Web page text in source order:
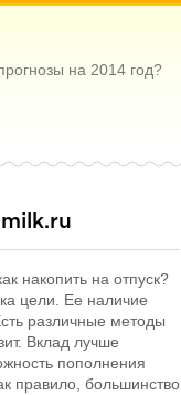
на 2014 год?
накопить на отпуск?
цели. Ее наличие
различные методы
Вклад лучше
пополнения
правило, большинство